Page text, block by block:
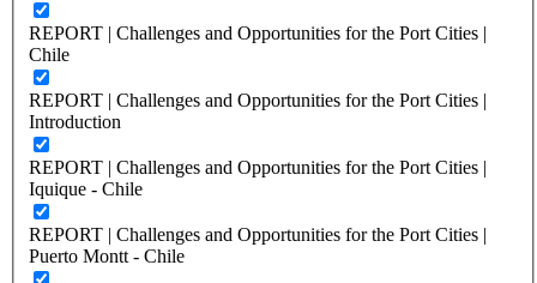
REPORT | Challenges and Opportunities for the Port Cities |
Chile
REPORT | Challenges and Opportunities for the Port Cities |
Introduction
REPORT | Challenges and Opportunities for the Port Cities |
Iquique - Chile
REPORT | Challenges and Opportunities for the Port Cities |
Puerto Montt - Chile